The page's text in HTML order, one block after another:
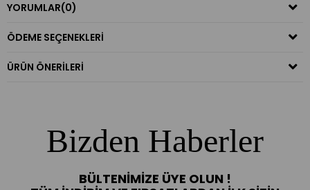
YORUMLAR(0)
ÖDEME SEÇENEKLERI
ÜRÜN ÖNERILERI
Bizden Haberler
BÜLTENIMIZE ÜYE OLUN !